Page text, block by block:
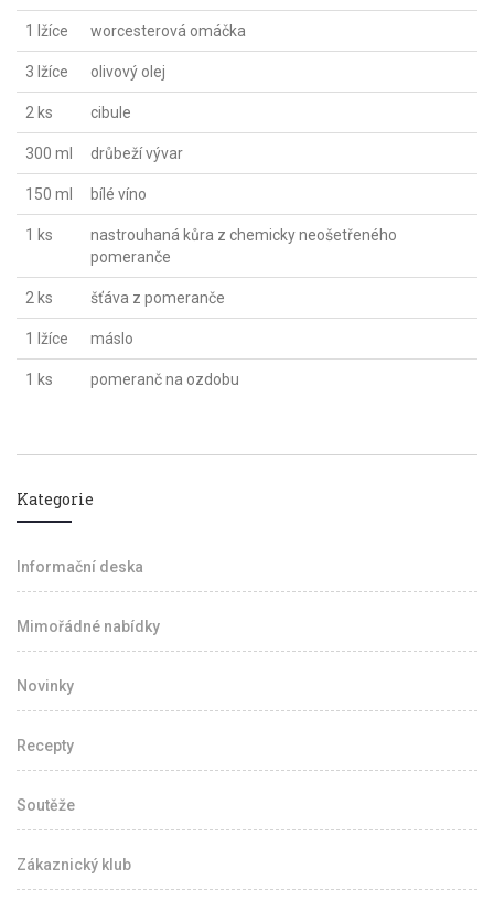
1 lžíce worcesterová omáčka
3 lžíce olivový olej
2 ks cibule
300 ml drůbeží vývar
150 ml bílé víno
1 ks
nastrouhaná kůra z chemicky neošetřeného
pomeranče
2 ks šťáva z pomeranče
1 lžíce máslo
1 ks pomeranč na ozdobu
Kategorie
Informační deska
Mimořádné nabídky
Novinky
Recepty
Soutěže
Zákaznický klub